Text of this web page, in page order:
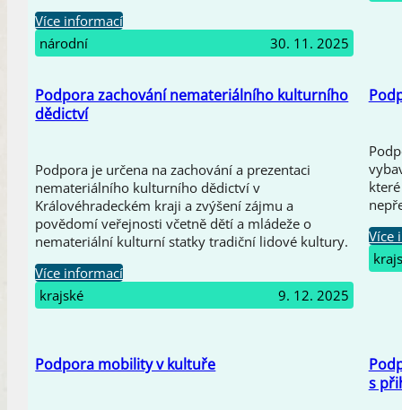
Více informací
národní
30. 11. 2025
Podpora zachování nemateriálního kulturního
dědictví
Podpora je určena na zachování a prezentaci
nemateriálního kulturního dědictví v
Královéhradeckém kraji a zvýšení zájmu a
povědomí veřejnosti včetně dětí a mládeže o
nemateriální kulturní statky tradiční lidové kultury.
Více informací
krajské
9. 12. 2025
Více
Podpora mobility v kultuře
s